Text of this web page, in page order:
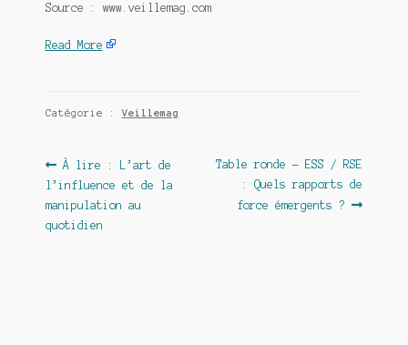
Source : www.veillemag.com
Read More
Catégorie :Veillemag
Navigation
de
l’article
Article
précédent :
À lire : L’art de
l’influence et de la
manipulation au
quotidien
Article
suivant :
Table ronde – ESS / RSE
: Quels rapports de
force émergents ?